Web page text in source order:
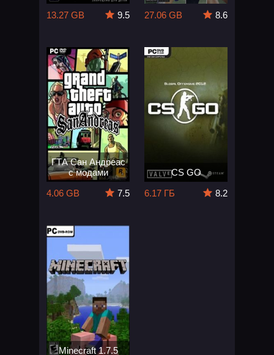
13.27 GB
9.5
27.06 GB
8.6
ГТА Сан Андреас
с модами
4.06 GB
7.5
CS GO
6.17 ГБ
8.2
Minecraft 1.7.5